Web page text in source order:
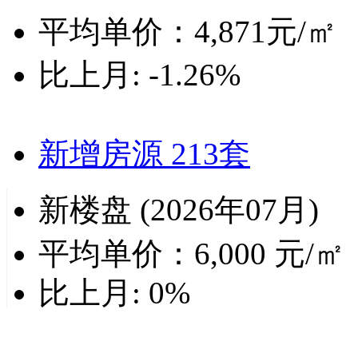
平均单价： 4,871元/㎡
比上月: -1.26%
新增房源 213套
新楼盘 (2026年07月)
平均单价： 6,000 元/㎡
比上月: 0%